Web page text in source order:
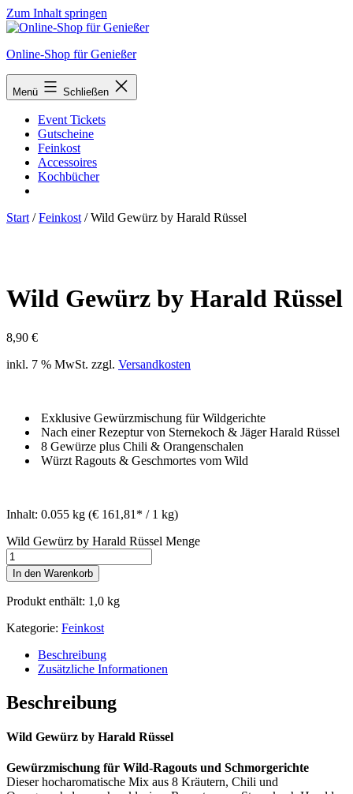
Zum Inhalt springen
Online-Shop für Genießer
Menü Schließen
Event Tickets
Gutscheine
Feinkost
Accessoires
Kochbücher
Start /Feinkost / Wild Gewürz by Harald Rüssel
Wild Gewürz by Harald Rüssel
8,90 €
inkl. 7 % MwSt. zzgl. Versandkosten
Exklusive Gewürzmischung für Wildgerichte
Nach einer Rezeptur von Sternekoch & Jäger Harald Rüssel
8 Gewürze plus Chili & Orangenschalen
Würzt Ragouts & Geschmortes vom Wild
Inhalt: 0.055 kg (€ 161,81* / 1 kg)
Wild Gewürz by Harald Rüssel Menge
In den Warenkorb
Produkt enthält: 1,0 kg
Kategorie: Feinkost
Beschreibung
Zusätzliche Informationen
Beschreibung
Wild Gewürz by Harald Rüssel
Gewürzmischung für Wild-Ragouts und Schmorgerichte
Dieser hocharomatische Mix aus 8 Kräutern, Chili und